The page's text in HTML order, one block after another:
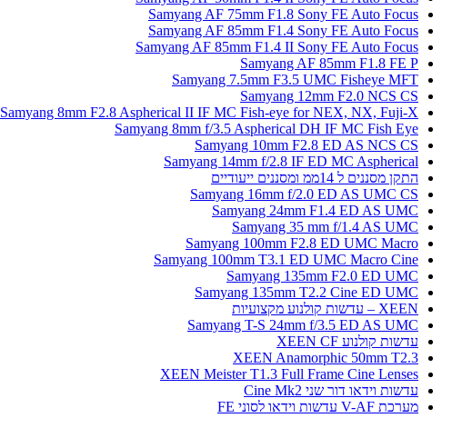
Samyang AF 75mm F1.8 Sony FE Auto Focus
Samyang AF 85mm F1.4 Sony FE Auto Focus
Samyang AF 85mm F1.4 II Sony FE Auto Focus
Samyang AF 85mm F1.8 FE P
Samyang 7.5mm F3.5 UMC Fisheye MFT
Samyang 12mm F2.0 NCS CS
Samyang 8mm F2.8 Aspherical II IF MC Fish-eye for NEX, NX, Fuji-X
Samyang 8mm f/3.5 Aspherical DH IF MC Fish Eye
Samyang 10mm F2.8 ED AS NCS CS
Samyang 14mm f/2.8 IF ED MC Aspherical
התקן מסננים ל 14ממ ומסננים ייעודיים
Samyang 16mm f/2.0 ED AS UMC CS
Samyang 24mm F1.4 ED AS UMC
Samyang 35 mm f/1.4 AS UMC
Samyang 100mm F2.8 ED UMC Macro
Samyang 100mm T3.1 ED UMC Macro Cine
Samyang 135mm F2.0 ED UMC
Samyang 135mm T2.2 Cine ED UMC
XEEN – עדשות קולנוע מקצועיות
Samyang T-S 24mm f/3.5 ED AS UMC
עדשות קולנוע XEEN CF
XEEN Anamorphic 50mm T2.3
XEEN Meister T1.3 Full Frame Cine Lenses
עדשות וידאו דור שני Cine Mk2
מערכת V-AF עדשות וידאו לסוני FE